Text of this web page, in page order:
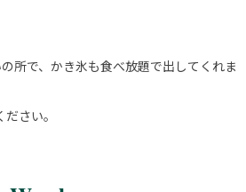
所で、かき氷も食べ放題で出してくれま
さい。